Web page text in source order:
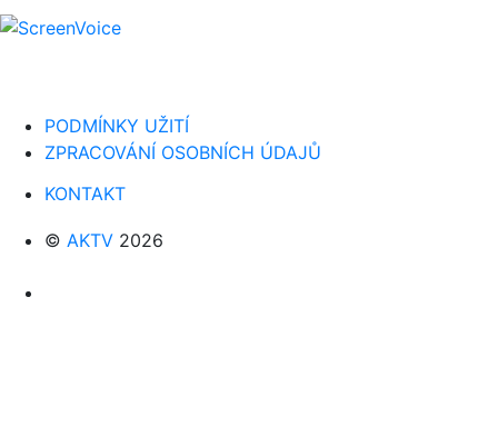
PODMÍNKY UŽITÍ
ZPRACOVÁNÍ OSOBNÍCH ÚDAJŮ
KONTAKT
© AKTV 2026